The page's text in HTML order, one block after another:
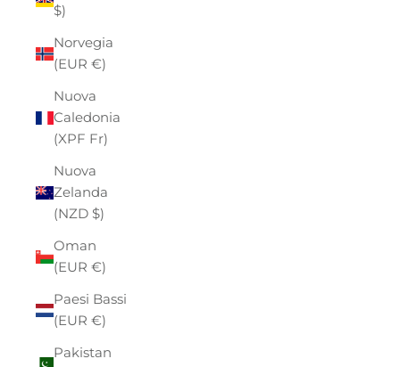
$)
Norvegia
(EUR €)
Nuova
Caledonia
(XPF Fr)
Nuova
Zelanda
(NZD $)
Oman
(EUR €)
Paesi Bassi
(EUR €)
Pakistan